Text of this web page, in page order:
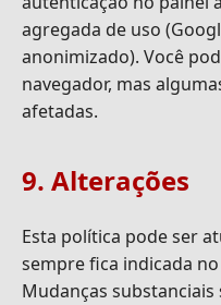
agregada de uso
anonimizado). Você
navegador, mas
afetadas.
9. Alterações
Esta política pode ser
sempre fica indicada
Mudanças